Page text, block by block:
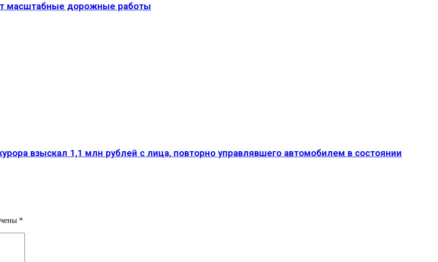
масштабные дорожные работы
взыскал 1,1 млн рублей с лица, повторно управлявшего автомобилем в состоянии
*